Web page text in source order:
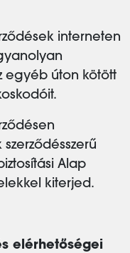
interneten
egyéb úton kötött
Alap
kiterjed.
elérhetőségei